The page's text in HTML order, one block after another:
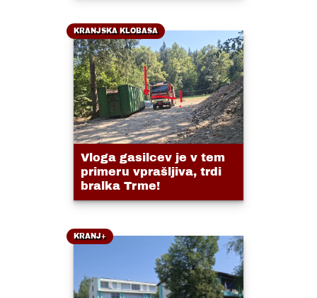
KRANJSKA KLOBASA
Vloga gasilcev je v tem
primeru vprašljiva, trdi
bralka Trme!
KRANJ+